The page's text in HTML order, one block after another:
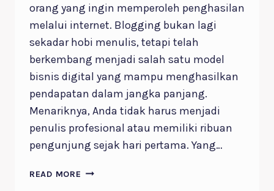
orang yang ingin memperoleh penghasilan
melalui internet. Blogging bukan lagi
sekadar hobi menulis, tetapi telah
berkembang menjadi salah satu model
bisnis digital yang mampu menghasilkan
pendapatan dalam jangka panjang.
Menariknya, Anda tidak harus menjadi
penulis profesional atau memiliki ribuan
pengunjung sejak hari pertama. Yang…
READ MORE CARA